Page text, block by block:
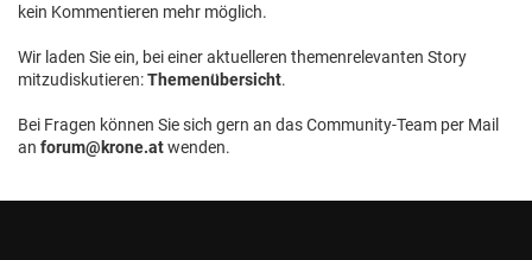
kein Kommentieren mehr möglich.
Wir laden Sie ein, bei einer aktuelleren themenrelevanten Story
mitzudiskutieren:Themenübersicht.
Bei Fragen können Sie sich gern an das Community-Team per Mail
an forum@krone.atwenden.